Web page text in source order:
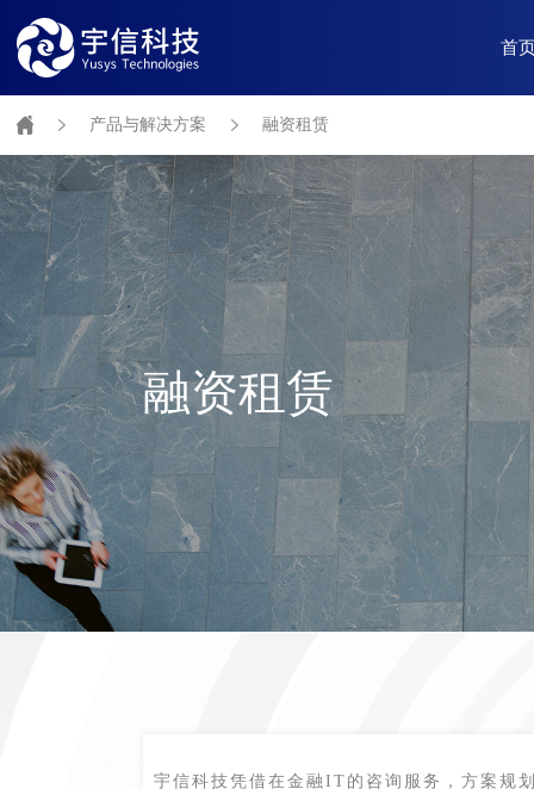
首
产品与解决方案 融资租赁
融资租赁
宇信科技凭借在金融IT的咨询服务，方案规